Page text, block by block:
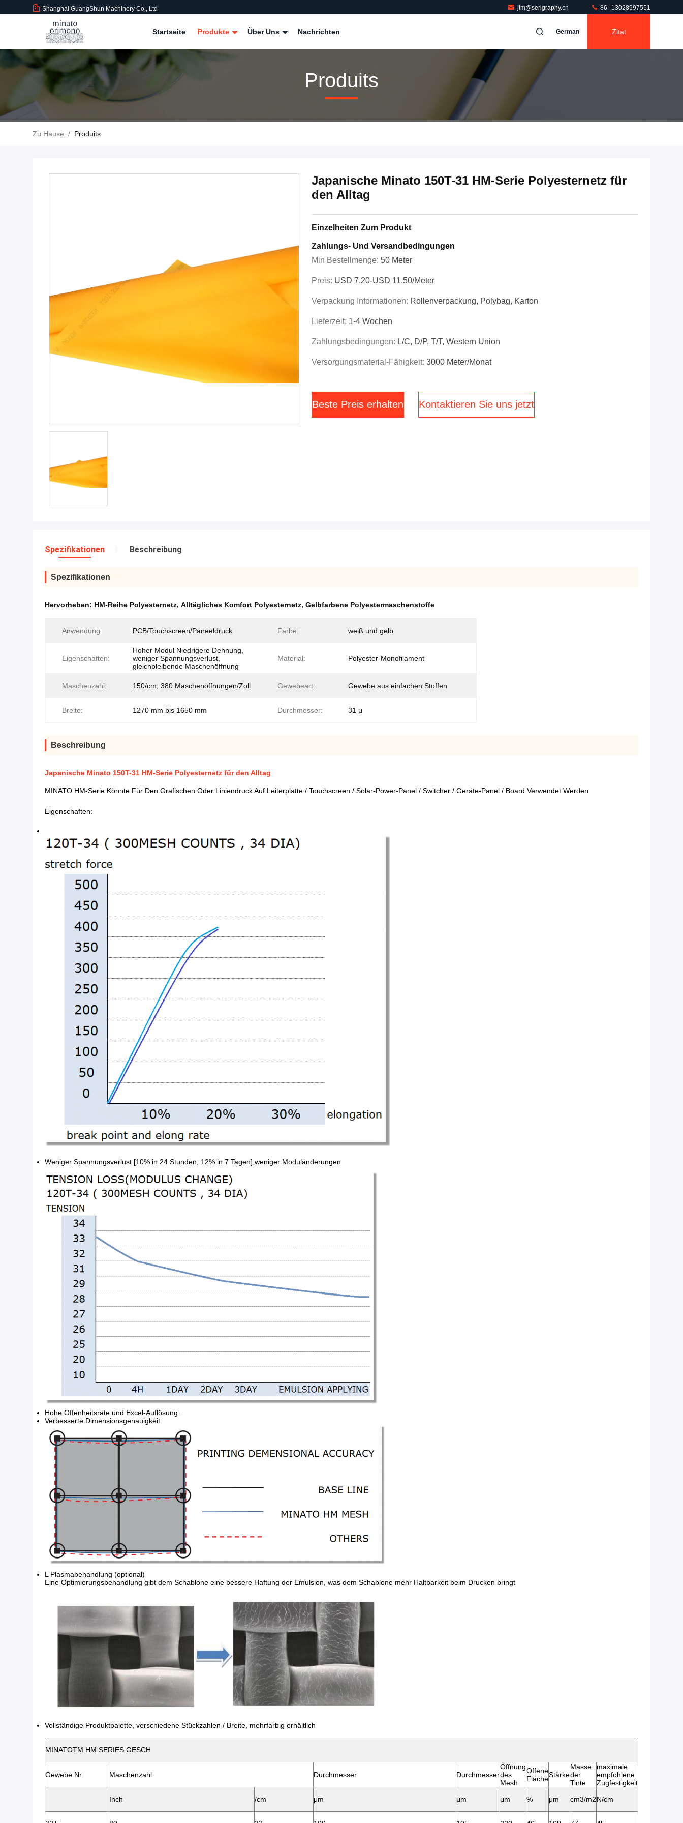
Shanghai GuangShun Machinery Co., Ltd jim@serigraphy.cn 86--13028997551
Startseite Produkte Über Uns Nachrichten German Zitat
Produits
Zu Hause / Produits
Japanische Minato 150T-31 HM-Serie Polyesternetz für
den Alltag
Einzelheiten Zum Produkt
Zahlungs- Und Versandbedingungen
Min Bestellmenge: 50 Meter
Preis: USD 7.20-USD 11.50/Meter
Verpackung Informationen: Rollenverpackung, Polybag, Karton
Lieferzeit: 1-4 Wochen
Zahlungsbedingungen: L/C, D/P, T/T, Western Union
Versorgungsmaterial-Fähigkeit: 3000 Meter/Monat
Beste Preis erhalten Kontaktieren Sie uns jetzt
Spezifikationen Beschreibung
Spezifikationen
Hervorheben: HM-Reihe Polyesternetz, Alltägliches Komfort Polyesternetz, Gelbfarbene Polyestermaschenstoffe
Anwendung: PCB/Touchscreen/Paneeldruck Farbe: weiß und gelb
Eigenschaften:
Hoher Modul Niedrigere Dehnung,
weniger Spannungsverlust,
gleichbleibende Maschenöffnung
Material: Polyester-Monofilament
Maschenzahl: 150/cm; 380 Maschenöffnungen/Zoll Gewebeart: Gewebe aus einfachen Stoffen
Breite: 1270 mm bis 1650 mm Durchmesser: 31 μ
Beschreibung
Japanische Minato 150T-31 HM-Serie Polyesternetz für den Alltag
MINATO HM-Serie Könnte Für Den Grafischen Oder Liniendruck Auf Leiterplatte / Touchscreen / Solar-Power-Panel / Switcher / Geräte-Panel / Board Verwendet Werden
Eigenschaften:
Weniger Spannungsverlust [10% in 24 Stunden, 12% in 7 Tagen],weniger Moduländerungen
Hohe Offenheitsrate und Excel-Auflösung.
Verbesserte Dimensionsgenauigkeit.
L Plasmabehandlung (optional)
Eine Optimierungsbehandlung gibt dem Schablone eine bessere Haftung der Emulsion, was dem Schablone mehr Haltbarkeit beim Drucken bringt
Vollständige Produktpalette, verschiedene Stückzahlen / Breite, mehrfarbig erhältlich
MINATOTM HM SERIES GESCH
Gewebe Nr. Maschenzahl Durchmesser Durchmesser
Öffnung
des
Mesh
Offene
FlächeStärke
Masse
der
Tinte
maximale
empfohlene
Zugfestigkeit
Inch
/cm μm μm μm % μm cm3/m2N/cm